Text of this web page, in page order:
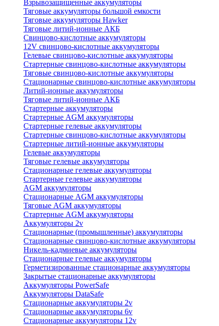
Взрывозащищенные аккумуляторы
Тяговые аккумуляторы большой емкости
Тяговые аккумуляторы Hawker
Тяговые литий-ионные АКБ
Свинцово-кислотные аккумуляторы
12V свинцово-кислотные аккумуляторы
Гелевые свинцово-кислотные аккумуляторы
Стартерные свинцово-кислотные аккумуляторы
Тяговые свинцово-кислотные аккумуляторы
Стационарные свинцово-кислотные аккумуляторы
Литий-ионные аккумуляторы
Тяговые литий-ионные АКБ
Стартерные аккумуляторы
Стартерные AGM аккумуляторы
Стартерные гелевые аккумуляторы
Стартерные свинцово-кислотные аккумуляторы
Стартерные литий-ионные аккумуляторы
Гелевые аккумуляторы
Тяговые гелевые аккумуляторы
Стационарные гелевые аккумуляторы
Стартерные гелевые аккумуляторы
AGM аккумуляторы
Стационарные AGM аккумуляторы
Тяговые AGM аккумуляторы
Стартерные AGM аккумуляторы
Аккумуляторы 2v
Стационарные (промышленные) аккумуляторы
Стационарные свинцово-кислотные аккумуляторы
Никель-кадмиевые аккумуляторы
Стационарные гелевые аккумуляторы
Герметизированные стационарные аккумуляторы
Закрытые стационарные аккумуляторы
Аккумуляторы PowerSafe
Аккумуляторы DataSafe
Стационарные аккумуляторы 2v
Стационарные аккумуляторы 6v
Стационарные аккумуляторы 12v